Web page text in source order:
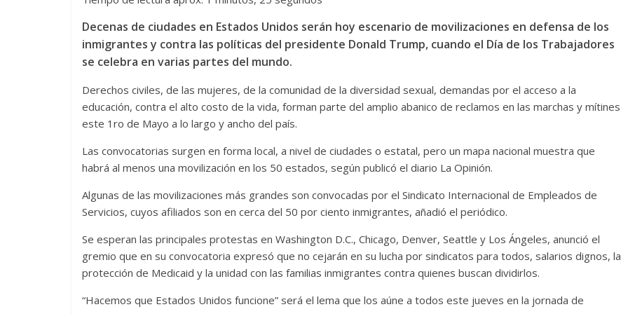
Decenas de ciudades en Estados Unidos serán hoy escenario de movilizaciones en defensa de los
inmigrantes y contra las políticas del presidente Donald Trump, cuando el Día de los Trabajadores
se celebra en varias partes del mundo.
Derechos civiles, de las mujeres, de la comunidad de la diversidad sexual, demandas por el acceso a la
educación, contra el alto costo de la vida, forman parte del amplio abanico de reclamos en las marchas y mítines
este 1ro de Mayo a lo largo y ancho del país.
Las convocatorias surgen en forma local, a nivel de ciudades o estatal, pero un mapa nacional muestra que
habrá al menos una movilización en los 50 estados, según publicó el diario La Opinión.
Algunas de las movilizaciones más grandes son convocadas por el Sindicato Internacional de Empleados de
Servicios, cuyos afiliados son en cerca del 50 por ciento inmigrantes, añadió el periódico.
Se esperan las principales protestas en Washington D.C., Chicago, Denver, Seattle y Los Ángeles, anunció el
gremio que en su convocatoria expresó que no cejarán en su lucha por sindicatos para todos, salarios dignos, la
protección de Medicaid y la unidad con las familias inmigrantes contra quienes buscan dividirlos.
“Hacemos que Estados Unidos funcione” será el lema que los aúne a todos este jueves en la jornada de